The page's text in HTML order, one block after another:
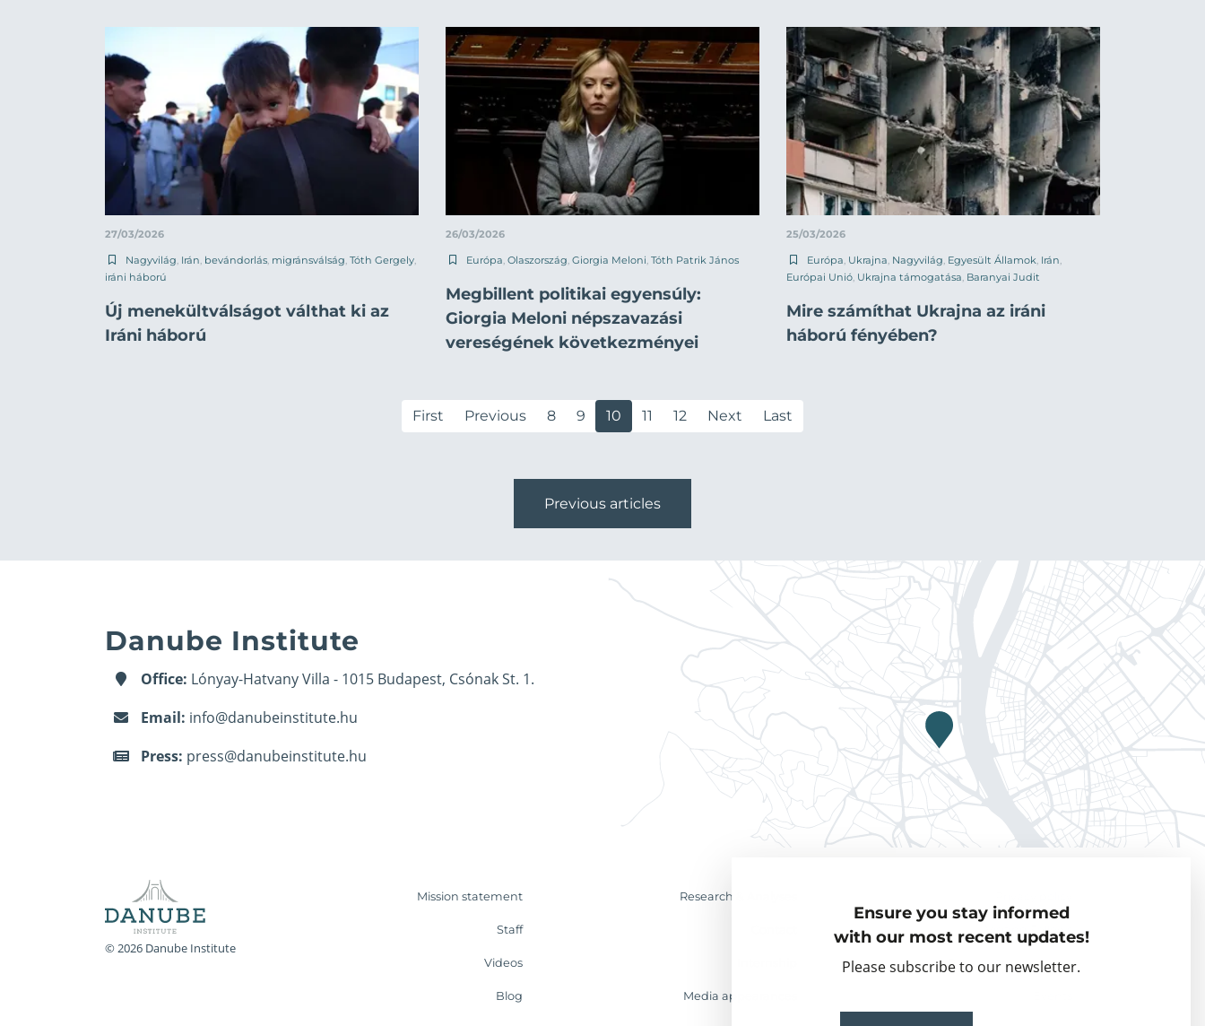
Ensure you stay informed
with our most recent updates!
Please subscribe to our newsletter.
27/03/2026
Nagyvilág Irán bevándorlás migránsválság Tóth Gergely
iráni háború
Új menekültválságot válthat ki az
Iráni háború
26/03/2026
Európa Olaszország Giorgia Meloni Tóth Patrik János
Megbillent politikai egyensúly:
Giorgia Meloni népszavazási
vereségének következményei
25/03/2026
Európa Ukrajna Nagyvilág Egyesült Államok Irán
Európai Unió Ukrajna támogatása Baranyai Judit
Mire számíthat Ukrajna az iráni
háború fényében?
First Previous 8 9 10 11 12 Next Last
Previous articles
Danube Institute
Office: Lónyay-Hatvany Villa - 1015 Budapest, Csónak St. 1.
Email: info@danubeinstitute.hu
Press: press@danubeinstitute.hu
© 2026 Danube Institute
Mission statement Research & Analyses
Staff Visiting Fellows
Videos Partner organisations
Blog Media appearances